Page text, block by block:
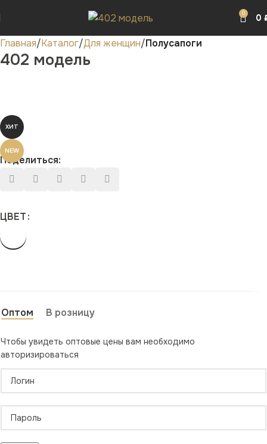
0 0
Главная Каталог Для женщин Полусапоги
402 модель
ХИТ
NEW
Поделиться:
ЦВЕТ
Оптом В розницу
Чтобы увидеть оптовые цены вам необходимо
авторизироваться